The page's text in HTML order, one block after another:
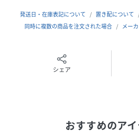
289688-88-02 NY5203
発送日・在庫表記について 置き配について
同時に複数の商品を注文された場合
メー
シェア
おすすめのア